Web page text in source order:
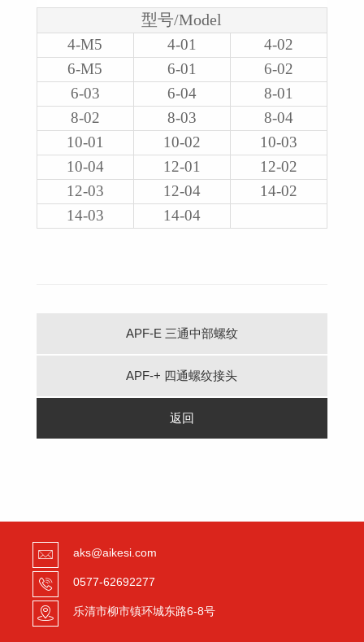
型号/Model
4-M5 4-01
4-02
6-M5
6-01
6-02
6-03
6-04
8-01
8-02
8-03
8-04
10-01
10-02
10-03
10-04
12-01
12-02
12-03
12-04
14-02
14-03
14-04
APF-E 三通中部螺纹
APF-+ 四通螺纹接头
返回
aks@aikesi.com
0577-62692277
乐清市柳市镇环城东路6-8号